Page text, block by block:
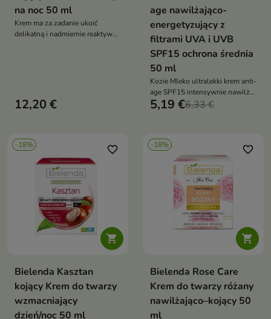
na noc 50 ml
Krem ma za zadanie ukoić
delikatną i nadmiernie reaktywną
12,20 €
age nawilżająco-
energetyzujący z
filtrami UVA i UVB
SPF15 ochrona średnia
50 ml
Kozie Mleko ultralekki krem anti-
age SPF15 intensywnie nawilża,
wygładza i chroni skórę przed
5,19 €6,33 €
-18%

favorite_border
Bielenda Kasztan
kojący Krem do twarzy
wzmacniający
dzień/noc 50 ml
-18%

favorite_border
Bielenda Rose Care
Krem do twarzy różany
nawilżająco–kojący 50
ml